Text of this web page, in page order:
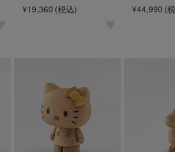
¥19,360 (税込)
¥44,990 (